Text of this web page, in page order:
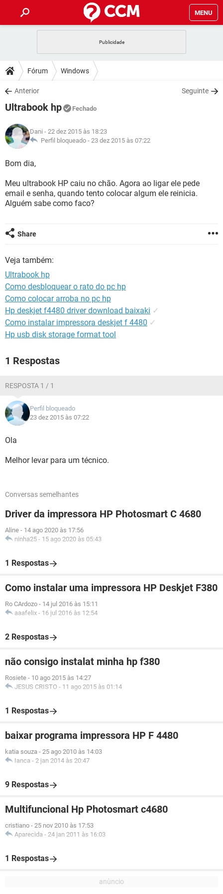
MENU
CELULAR
OUTLOOK
INSTAGRAM
GUIA DE COMPRAS
DICAS
JOGOS
INSTAGRAM
GUIA DE COMPRAS
DOWNLOADS
JOGOS
CELULAR
OUTLOOK EXCEL
INSTAGRAM
JOGOS
CELULAR
OUTLOOK
INSTAGRAM GMAIL
GUIA DE COMPRAS
GLOSSÁRIO
JOGOS
OUTLOOK EXCEL
INSTAGRAM
GUIA DE COMPRAS
Fórum Windows
Anterior Seguinte
Ultrabook hp Fechado
Dani - 22 dez 2015 às 18:23
Perfil bloqueado - 23 dez 2015 às 07:22
Bom dia,
Meu ultrabook HP caiu no chão. Agora ao ligar ele pede
email e senha, quando tento colocar algum ele reinicia.
Alguém sabe como faco?
Share
Veja também:
Ultrabook hp
Como desbloquear o rato do pc hp
Como colocar arroba no pc hp
Hp deskjet f4480 driver download baixaki ✓
Como instalar impressora deskjet f 4480 ✓
Hp usb disk storage format tool
1 Respostas
RESPOSTA 1 / 1
Perfil bloqueado
23 dez 2015 às 07:22
Ola
Melhor levar para um técnico.
Conversas semelhantes
Driver da impressora HP Photosmart C 4680
Aline - 14 ago 2020 às 17:56
ninha25 - 15 ago 2020 às 05:43
1 Respostas
Como instalar uma impressora HP Deskjet F380
Ro CArdozo - 14 jul 2016 às 15:11
aaafelix - 16 jul 2016 às 12:54
2 Respostas
não consigo instalat minha hp f380
Rosiete - 10 ago 2015 às 14:27
JESUS CRISTO - 11 ago 2015 às 01:14
1 Respostas
baixar programa impressora HP F 4480
katia souza - 25 ago 2010 às 14:03
Ianca - 2 jan 2014 às 20:47
9 Respostas
Multifuncional Hp Photosmart c4680
cristiano - 25 nov 2010 às 17:53
Aparecida - 24 jan 2011 às 16:03
1 Respostas